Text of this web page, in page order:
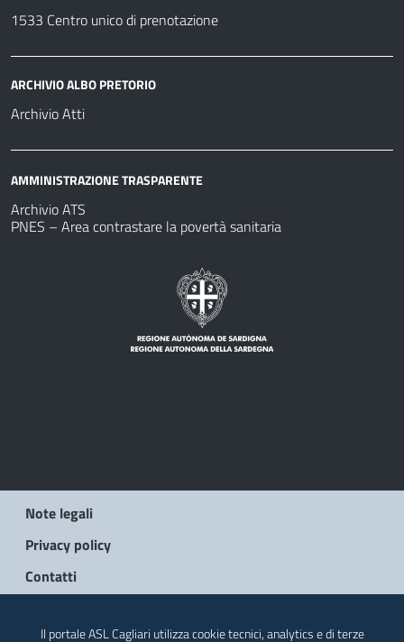
1533 Centro unico di prenotazione
ARCHIVIO ALBO PRETORIO
Archivio Atti
AMMINISTRAZIONE TRASPARENTE
Archivio ATS
PNES – Area contrastare la povertà sanitaria
Note legali
Privacy policy
Contatti
Il portale ASL Cagliari utilizza cookie tecnici, analytics e di terze